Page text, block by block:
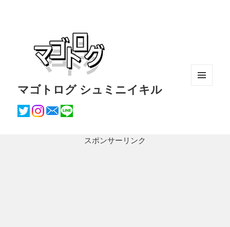
マゴトログ シュミニイキル
スポンサーリンク